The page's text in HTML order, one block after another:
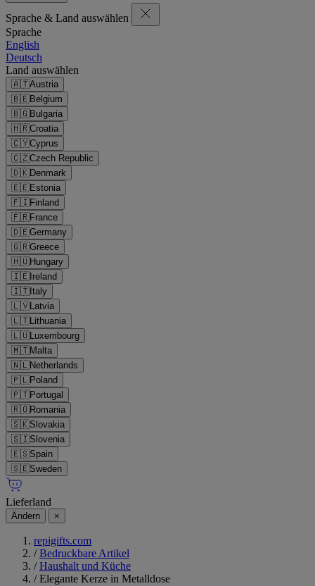
Sprache & Land auswählen
Sprache
English
Deutsch
Land auswählen
🇦🇹Austria
🇧🇪Belgium
🇧🇬Bulgaria
🇭🇷Croatia
🇨🇾Cyprus
🇨🇿Czech Republic
🇩🇰Denmark
🇪🇪Estonia
🇫🇮Finland
🇫🇷France
🇩🇪Germany
🇬🇷Greece
🇭🇺Hungary
🇮🇪Ireland
🇮🇹Italy
🇱🇻Latvia
🇱🇹Lithuania
🇱🇺Luxembourg
🇲🇹Malta
🇳🇱Netherlands
🇵🇱Poland
🇵🇹Portugal
🇷🇴Romania
🇸🇰Slovakia
🇸🇮Slovenia
🇪🇸Spain
🇸🇪Sweden
Lieferland
Ändern ×
repigifts.com
/ Bedruckbare Artikel
/ Haushalt und Küche
/ Elegante Kerze in Metalldose